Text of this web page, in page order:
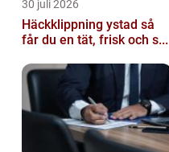
30 juli 2026
Häckklippning ystad så
får du en tät, frisk och s...